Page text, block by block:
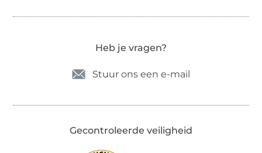
Heb je vragen?
Stuur ons een e-mail
Gecontroleerde veiligheid